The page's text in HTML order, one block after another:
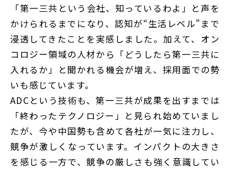
「第一三共という会社、知っているわよ」と声を
かけられるまでになり、認知が“生活レベル”まで
浸透してきたことを実感しました。加えて、オン
コロジー領域の人材から「どうしたら第一三共に
入れるか」と聞かれる機会が増え、採用面での勢
いも感じています。
ADCという技術も、第一三共が成果を出すまでは
「終わったテクノロジー」と見られ始めていまし
たが、今や中国勢も含めて各社が一気に注力し、
競争が激しくなっています。インパクトの大きさ
を感じる一方で、競争の厳しさも強く意識してい